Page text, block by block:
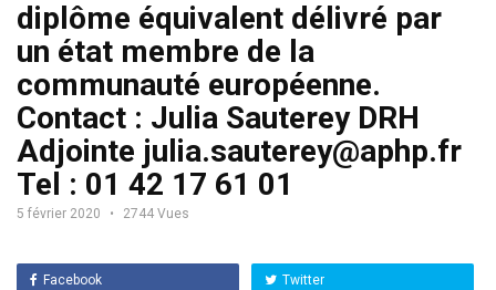
diplôme équivalent délivré par
un état membre de la
communauté européenne.
Contact : Julia Sauterey DRH
Adjointe julia.sauterey@aphp.fr
Tel : 01 42 17 61 01
5 février 2020 2744 Vues
Facebook Twitter